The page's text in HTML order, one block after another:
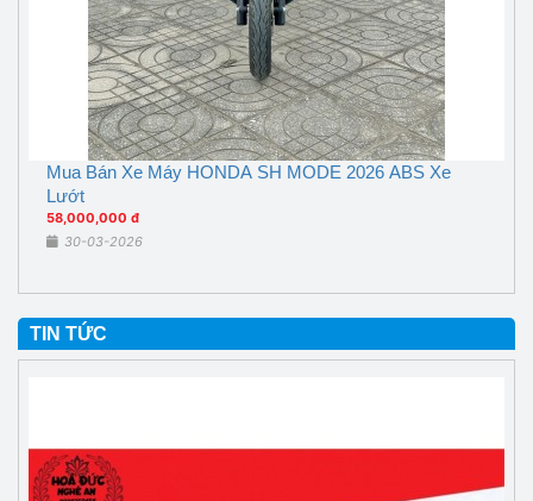
Mua Bán Xe Máy HONDA SH MODE 2026 ABS Xe
Lướt
58,000,000 đ
30-03-2026
TIN TỨC